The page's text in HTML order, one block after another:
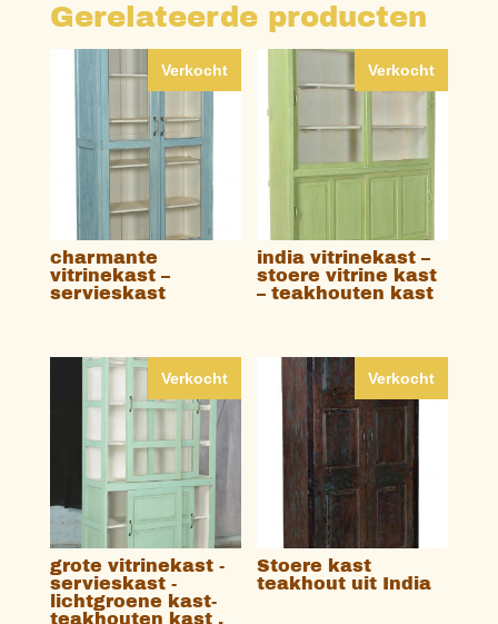
Gerelateerde producten
Verkocht
charmante
vitrinekast –
servieskast
Verkocht
india vitrinekast –
stoere vitrine kast
– teakhouten kast
Verkocht
grote vitrinekast -
servieskast -
lichtgroene kast-
teakhouten kast .
Verkocht
Stoere kast
teakhout uit India